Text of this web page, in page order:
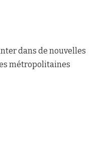
dans de nouvelles
métropolitaines